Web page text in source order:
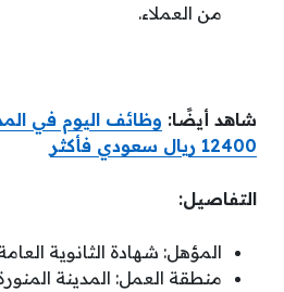
من العملاء.
شاهد أيضًا: وظائف اليوم في
12400 ريال سعودي فأكثر
التفاصيل:
المؤهل: شهادة الثانوية
منطقة العمل: المدينة